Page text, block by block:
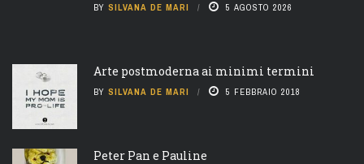
BY SILVANA DE MARI 5 AGOSTO 2026
Arte postmoderna ai minimi termini
BY SILVANA DE MARI 5 FEBBRAIO 2018
Peter Pan e Pauline